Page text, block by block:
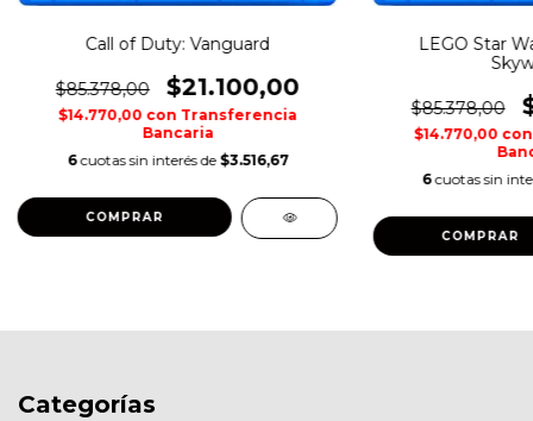
Call of Duty: Vanguard
$85.378,00 $21.100,00
$14.770,00 con Transferencia
Bancaria
6 cuotas sin interés de $3.516,67
COMPRAR
LEGO Star
$85.378,00
$14.770,00 con
6 cuotas sin
COMPRAR
Categorías